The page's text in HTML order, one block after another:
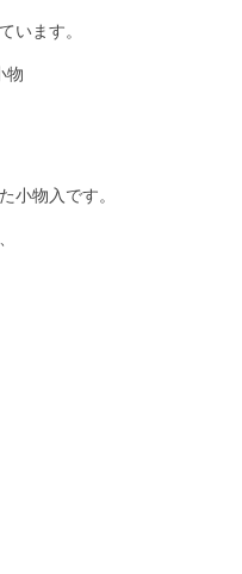
います。
物
小物入です。